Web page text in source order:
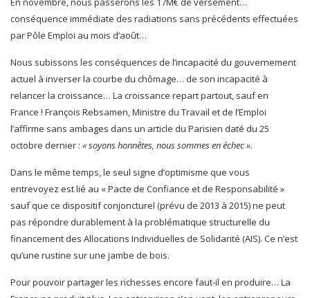
conséquence immédiate des radiations sans précédents effectuées
par Pôle Emploi au mois d’août…
Nous subissons les conséquences de l’incapacité du gouvernement
actuel à inverser la courbe du chômage… de son incapacité à
relancer la croissance… La croissance repart partout, sauf en
France ! François Rebsamen, Ministre du Travail et de l’Emploi
l’affirme sans ambages dans un article du Parisien daté du 25
octobre dernier : « soyons honnêtes, nous sommes en échec ».
Dans le même temps, le seul signe d’optimisme que vous
entrevoyez est lié au « Pacte de Confiance et de Responsabilité »
sauf que ce dispositif conjoncturel (prévu de 2013 à 2015) ne peut
pas répondre durablement à la problématique structurelle du
financement des Allocations Individuelles de Solidarité (AIS). Ce n’est
qu’une rustine sur une jambe de bois.
Pour pouvoir partager les richesses encore faut-il en produire… La